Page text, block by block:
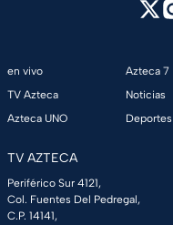
en vivo
TV Azteca
Azteca UNO
Azteca 7
Noticias
Deportes
TV AZTECA
Periférico Sur 4121,
Col. Fuentes Del Pedregal,
C.P. 14141,